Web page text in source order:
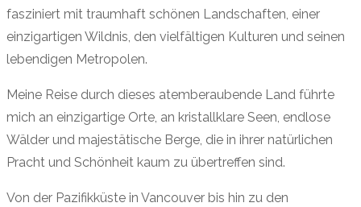
fasziniert mit traumhaft schönen Landschaften, einer
einzigartigen Wildnis, den vielfältigen Kulturen und seinen
lebendigen Metropolen.
Meine Reise durch dieses atemberaubende Land führte
mich an einzigartige Orte, an kristallklare Seen, endlose
Wälder und majestätische Berge, die in ihrer natürlichen
Pracht und Schönheit kaum zu übertreffen sind.
Von der Pazifikküste in Vancouver bis hin zu den